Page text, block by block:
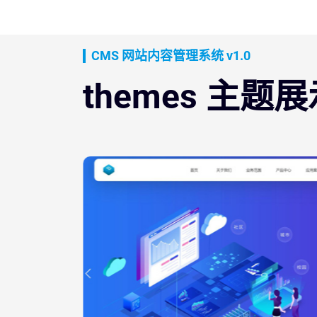
CMS 网站内容管理系统 v1.0
themes 主题展